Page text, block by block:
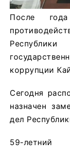
После
коррупции
Сегодня
назначен
дел
59-летний